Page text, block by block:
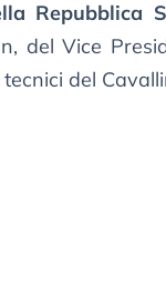
Repubblica
del Vice
del